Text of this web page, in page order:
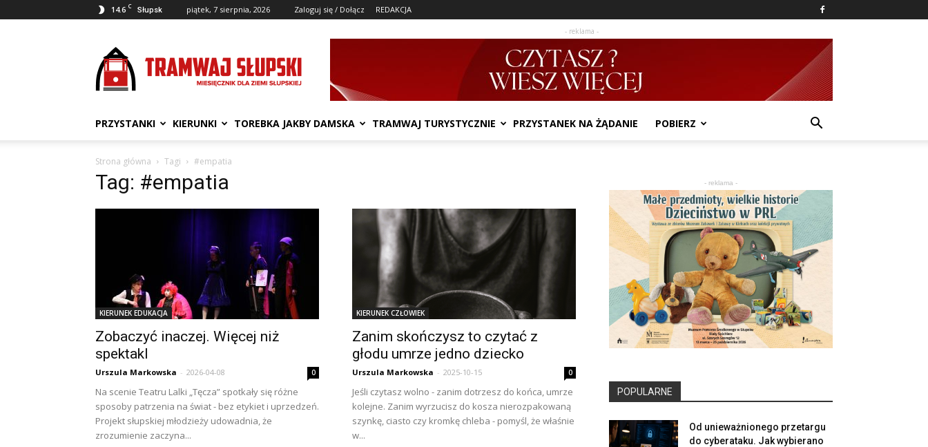
14.6 C Słupsk piątek, 7 sierpnia, 2026 Zaloguj się / Dołącz REDAKCJA
Tramwaj
Słupski
- reklama -
PRZYSTANKI KIERUNKI TOREBKA JAKBY DAMSKA TRAMWAJ TURYSTYCZNIE PRZYSTANEK NA ŻĄDANIE POBIERZ
Strona główna Tagi #empatia
Tag: #empatia
KIERUNEK EDUKACJA
Zobaczyć inaczej. Więcej niż
spektakl
Urszula Markowska - 2026-04-08 0
Na scenie Teatru Lalki „Tęcza” spotkały się różne
sposoby patrzenia na świat - bez etykiet i uprzedzeń.
Projekt słupskiej młodzieży udowadnia, że
zrozumienie zaczyna...
KIERUNEK CZŁOWIEK
Zanim skończysz to czytać z
głodu umrze jedno dziecko
Urszula Markowska - 2025-10-15 0
Jeśli czytasz wolno - zanim dotrzesz do końca, umrze
kolejne. Zanim wyrzucisz do kosza nierozpakowaną
szynkę, ciasto czy kromkę chleba - pomyśl, że właśnie
w...
- reklama -
POPULARNE
Od unieważnionego przetargu
do cyberataku. Jak wybierano